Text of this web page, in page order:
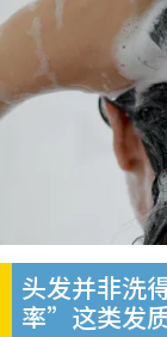
头发并非洗
率”这类发